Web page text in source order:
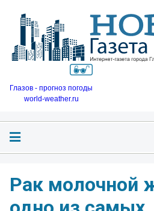
Глазов - прогноз погоды
world-weather.ru
Рак молочной